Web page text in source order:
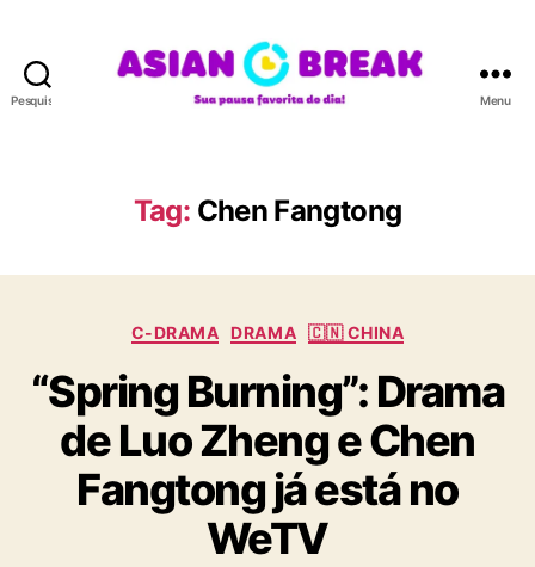
Pesquisar
A
N
R
A
Menu
Tag: Chen Fangtong
C
t
e
g
o
a
C-DRAMA DRAMA 🇨🇳 CHINA
“Spring Burning”: Drama
de Luo Zheng e Chen
Fangtong já está no
WeTV